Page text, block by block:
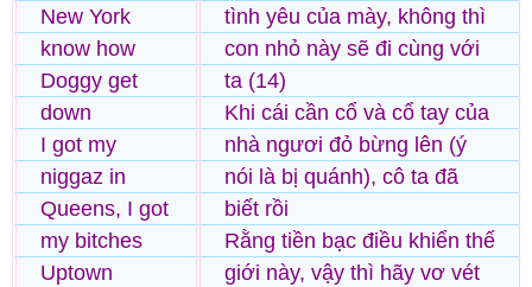
New York
know how
Doggy get
down
I got my
niggaz in
Queens, I got
my bitches
Uptown
tình yêu của mày, không thì
con nhỏ này sẽ đi cùng với
ta (14)
Khi cái cần cổ và cổ tay của
nhà ngươi đỏ bừng lên (ý
nói là bị quánh), cô ta đã
biết rồi
Rằng tiền bạc điều khiển thế
giới này, vậy thì hãy vơ vét